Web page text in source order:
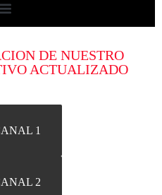
DE NUESTRO
ACTUALIZADO
1
2